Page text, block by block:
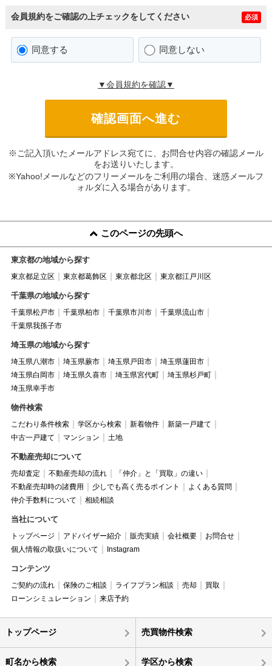
会員規約をご確認の上チェックをしてください 必須
同意する 同意しない
▼会員規約を確認▼
※ご記入頂いたメールアドレス宛てに、お問合せ内容の確認メール
をお送りいたします。
※Yahoo!メールなどのフリーメールをご利用の場合、迷惑メールフ
ォルダに入る場合があります。
このページの先頭へ
東京都の地域から探す
東京都足立区 東京都葛飾区 東京都北区 東京都江戸川区
千葉県の地域から探す
千葉県松戸市 千葉県柏市 千葉県市川市
千葉県流山市
千葉県我孫子市
埼玉県の地域から探す
埼玉県八潮市 埼玉県蕨市 埼玉県戸田市
埼玉県蓮田市
埼玉県白岡市
埼玉県久喜市 埼玉県宮代町
埼玉県杉戸町
埼玉県幸手市
物件検索
こだわり条件検索 学区から検索 新着物件
新築一戸建て
中古一戸建て
マンション 土地
不動産売却について
売却査定 不動産売却の流れ
「仲介」と「買取」の違い
不動産売却時の諸費用
少しでも高く売るポイント
よくある質問
仲介手数料について
相続相談
当社について
トップページ アドバイザー紹介 販売実績 会社概要
お問合せ
個人情報の取扱いについて
Instagram
コンテンツ
ご契約の流れ 保険のご相談 ライフプラン相談 売却
買取
ローンシミュレーション
来店予約
トップページ 売買物件検索
町名から検索 学区から検索